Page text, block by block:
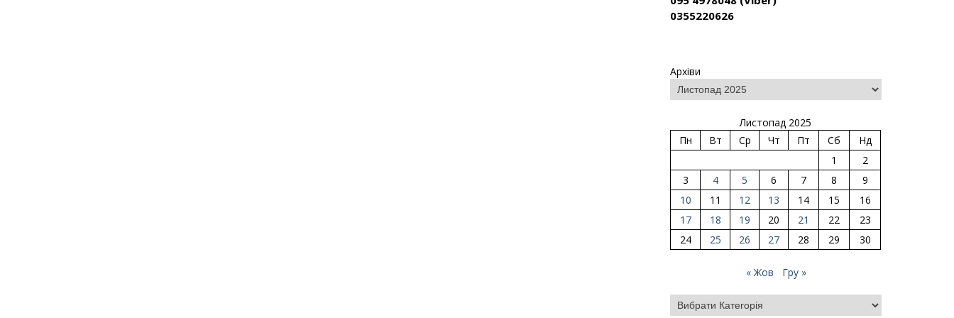
0355220626
Архіви
Листопад 2025
Пн
Вт Ср Чт Пт Сб
Нд
1
2
3
4 5 6 7 8
9
10
11 12 13 14 15
16
17
18 19 20 21 22
23
24
25 26 27 28 29 30
« Жов Гру »
Категорії